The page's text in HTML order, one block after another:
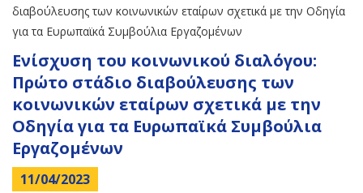
Είστε
εδώ
διαβούλευσης των κοινωνικών εταίρων σχετικά με την Οδηγία
για τα Ευρωπαϊκά Συμβούλια Εργαζομένων
Back
to
top
Ενίσχυση του κοινωνικού διαλόγου:
Πρώτο στάδιο διαβούλευσης των
κοινωνικών εταίρων σχετικά με την
Οδηγία για τα Ευρωπαϊκά Συμβούλια
Εργαζομένων
11/04/2023